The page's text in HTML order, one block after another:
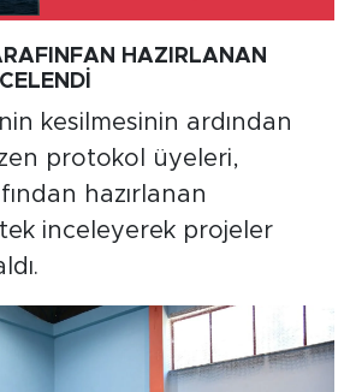
HAZIRLANAN
kesilmesinin ardından
protokol üyeleri,
hazırlanan
tek inceleyerek projeler